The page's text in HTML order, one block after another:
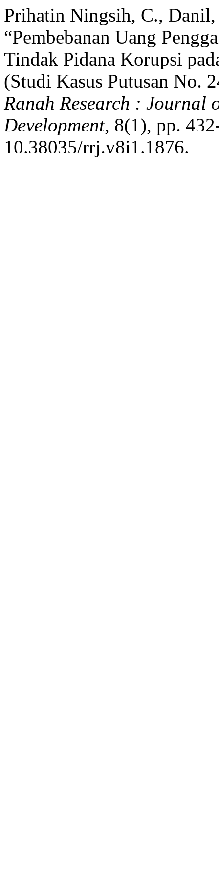
Prihatin Ningsih, C.,
“Pembebanan Uang
Tindak Pidana Korupsi
(Studi Kasus Putusan No.
Ranah Research : Journal
Development, 8(1), pp.
10.38035/rrj.v8i1.1876.